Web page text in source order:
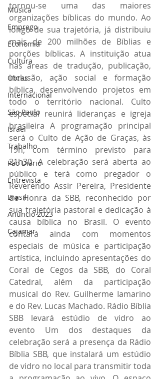
Música
Emprego
Economia
Cultura
Obras
Internacional
São Paulo
Israel
Trabalho
Pão Diário
Entrevista
Brasil
Anuncio 2023
Cajamar
tornou-se uma das maiores
organizações bíblicas do mundo. Ao
longo de sua trajetória, já distribuiu
mais de 200 milhões de Bíblias e
porções bíblicas. A instituição atua
nas áreas de tradução, publicação,
inclusão, ação social e formação
bíblica, desenvolvendo projetos em
todo o território nacional. Culto
especial reunirá lideranças e igreja
brasileira A programação principal
será o Culto de Ação de Graças, às
19h, com término previsto para
21h30. A celebração será aberta ao
público e terá como pregador o
Reverendo Assir Pereira, Presidente
de Honra da SBB, reconhecido por
sua trajetória pastoral e dedicação à
causa bíblica no Brasil. O evento
contará ainda com momentos
especiais de música e participação
artística, incluindo apresentações do
Coral de Cegos da SBB, do Coral
Catedral, além da participação
musical do Rev. Guilherme Iamarino
e do Rev. Lucas Machado. Rádio Bíblia
SBB levará estúdio de vidro ao
evento Um dos destaques da
celebração será a presença da Rádio
Bíblia SBB, que instalará um estúdio
de vidro no local para transmitir toda